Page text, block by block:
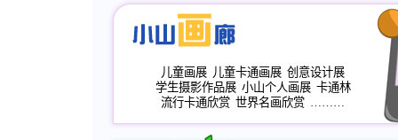
儿童画展 儿童卡通画展 创意设计展
学生摄影作品展 小山个人画展 卡通林
流行卡通欣赏 世界名画欣赏 ………